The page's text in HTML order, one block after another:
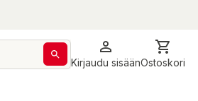
Kirjaudu sisäänOstoskori